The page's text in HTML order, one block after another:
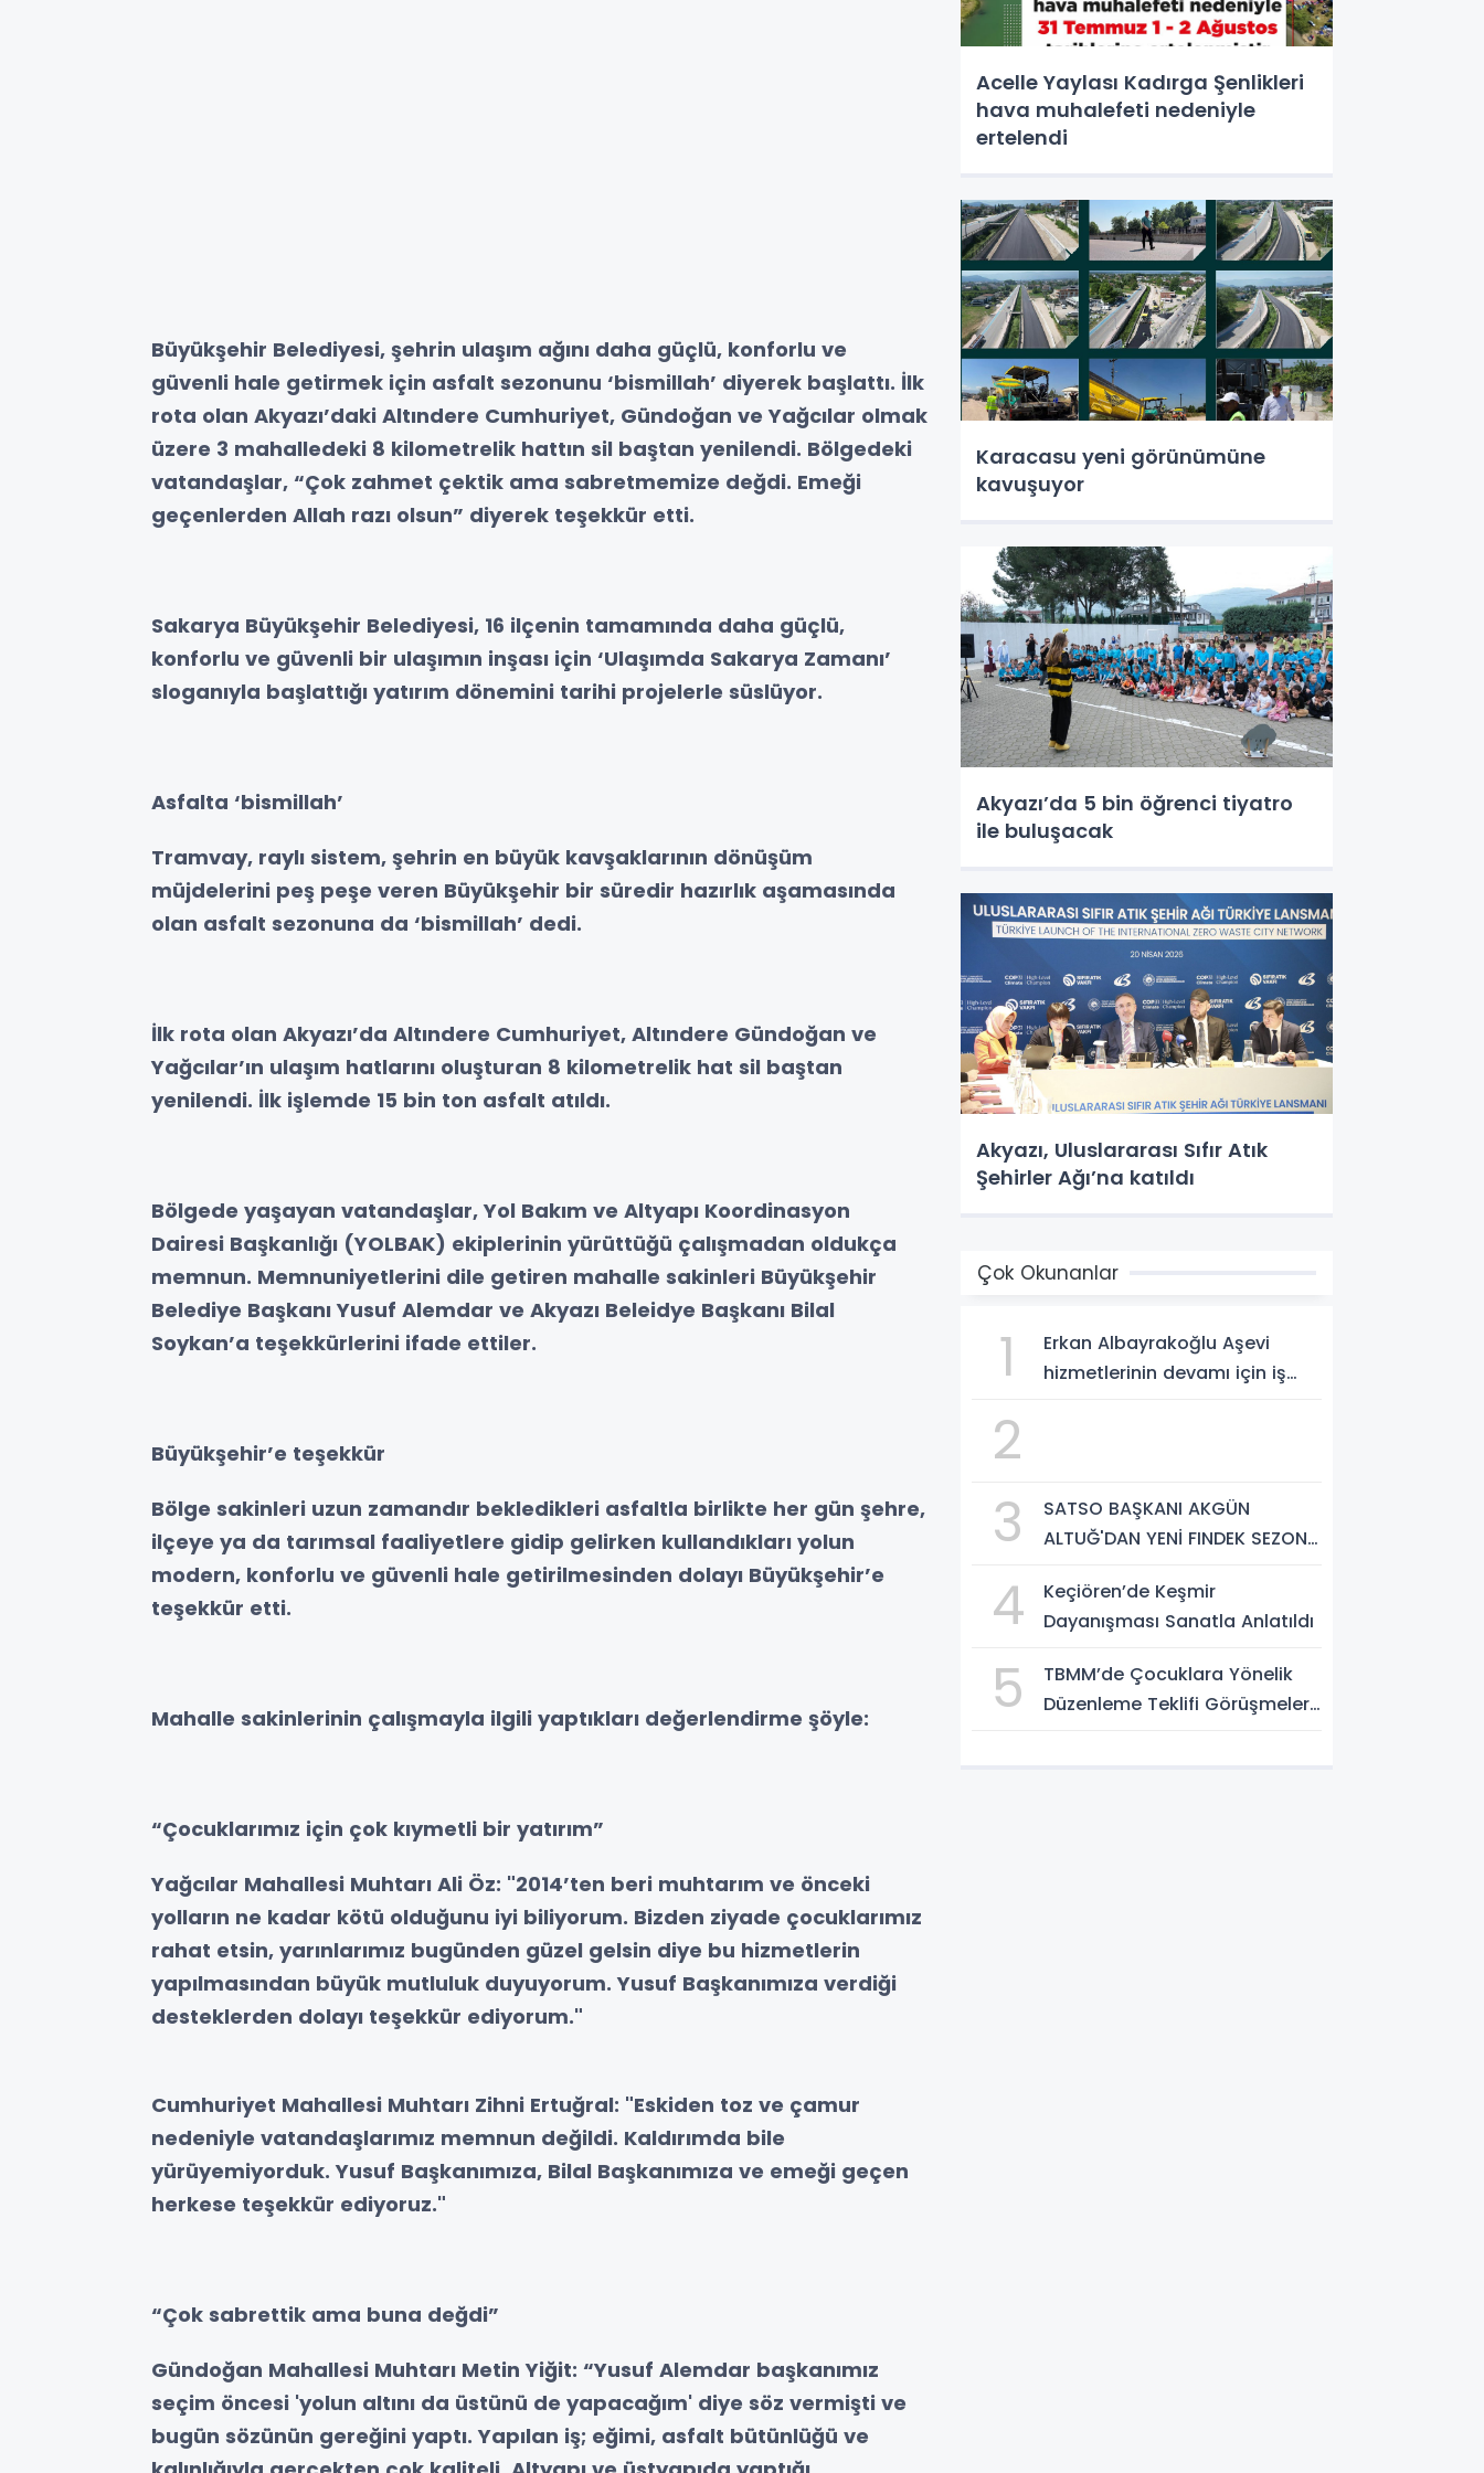
Büyükşehir Belediyesi, şehrin ulaşım ağını daha güçlü, konforlu ve
güvenli hale getirmek için asfalt sezonunu ‘bismillah’ diyerek başlattı. İlk
rota olan Akyazı’daki Altındere Cumhuriyet, Gündoğan ve Yağcılar olmak
üzere 3 mahalledeki 8 kilometrelik hattın sil baştan yenilendi. Bölgedeki
vatandaşlar, “Çok zahmet çektik ama sabretmemize değdi. Emeği
geçenlerden Allah razı olsun” diyerek teşekkür etti.
Sakarya Büyükşehir Belediyesi, 16 ilçenin tamamında daha güçlü,
konforlu ve güvenli bir ulaşımın inşası için ‘Ulaşımda Sakarya Zamanı’
sloganıyla başlattığı yatırım dönemini tarihi projelerle süslüyor.
Asfalta ‘bismillah’
Tramvay, raylı sistem, şehrin en büyük kavşaklarının dönüşüm
müjdelerini peş peşe veren Büyükşehir bir süredir hazırlık aşamasında
olan asfalt sezonuna da ‘bismillah’ dedi.
İlk rota olan Akyazı’da Altındere Cumhuriyet, Altındere Gündoğan ve
Yağcılar’ın ulaşım hatlarını oluşturan 8 kilometrelik hat sil baştan
yenilendi. İlk işlemde 15 bin ton asfalt atıldı.
Bölgede yaşayan vatandaşlar, Yol Bakım ve Altyapı Koordinasyon
Dairesi Başkanlığı (YOLBAK) ekiplerinin yürüttüğü çalışmadan oldukça
memnun. Memnuniyetlerini dile getiren mahalle sakinleri Büyükşehir
Belediye Başkanı Yusuf Alemdar ve Akyazı Beleidye Başkanı Bilal
Soykan’a teşekkürlerini ifade ettiler.
Büyükşehir’e teşekkür
Bölge sakinleri uzun zamandır bekledikleri asfaltla birlikte her gün şehre,
ilçeye ya da tarımsal faaliyetlere gidip gelirken kullandıkları yolun
modern, konforlu ve güvenli hale getirilmesinden dolayı Büyükşehir’e
teşekkür etti.
Mahalle sakinlerinin çalışmayla ilgili yaptıkları değerlendirme şöyle:
“Çocuklarımız için çok kıymetli bir yatırım”
Yağcılar Mahallesi Muhtarı Ali Öz: "2014’ten beri muhtarım ve önceki
yolların ne kadar kötü olduğunu iyi biliyorum. Bizden ziyade çocuklarımız
rahat etsin, yarınlarımız bugünden güzel gelsin diye bu hizmetlerin
yapılmasından büyük mutluluk duyuyorum. Yusuf Başkanımıza verdiği
desteklerden dolayı teşekkür ediyorum."
Cumhuriyet Mahallesi Muhtarı Zihni Ertuğral: "Eskiden toz ve çamur
nedeniyle vatandaşlarımız memnun değildi. Kaldırımda bile
yürüyemiyorduk. Yusuf Başkanımıza, Bilal Başkanımıza ve emeği geçen
herkese teşekkür ediyoruz."
“Çok sabrettik ama buna değdi”
Gündoğan Mahallesi Muhtarı Metin Yiğit: “Yusuf Alemdar başkanımız
seçim öncesi 'yolun altını da üstünü de yapacağım' diye söz vermişti ve
bugün sözünün gereğini yaptı. Yapılan iş; eğimi, asfalt bütünlüğü ve
Acelle Yaylası Kadırga Şenlikleri
hava muhalefeti nedeniyle
ertelendi
Karacasu yeni görünümüne
kavuşuyor
Akyazı’da 5 bin öğrenci tiyatro
ile buluşacak
Akyazı, Uluslararası Sıfır Atık
Şehirler Ağı’na katıldı
Çok Okunanlar
1
Erkan Albayrakoğlu Aşevi
hizmetlerinin devamı için iş
2
3
SATSO BAŞKANI AKGÜN
ALTUĞ'DAN YENİ FINDEK SEZONU
4
Keçiören’de Keşmir
Dayanışması Sanatla Anlatıldı
5
TBMM’de Çocuklara Yönelik
Düzenleme Teklifi Görüşmeleri